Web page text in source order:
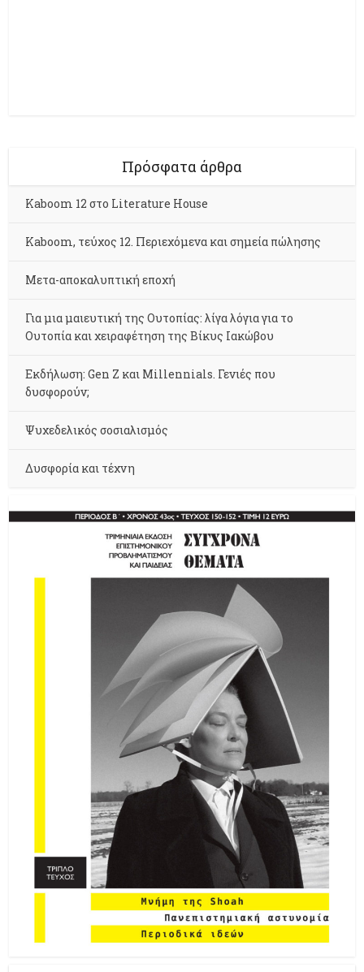
Πρόσφατα άρθρα
Kaboom 12 στο Literature House
Kaboom, τεύχος 12. Περιεχόμενα και σημεία πώλησης
Μετα-αποκαλυπτική εποχή
Για μια μαιευτική της Ουτοπίας: λίγα λόγια για το
Ουτοπία και χειραφέτηση της Βίκυς Ιακώβου
Εκδήλωση: Gen Z και Millennials. Γενιές που
δυσφορούν;
Ψυχεδελικός σοσιαλισμός
Δυσφορία και τέχνη